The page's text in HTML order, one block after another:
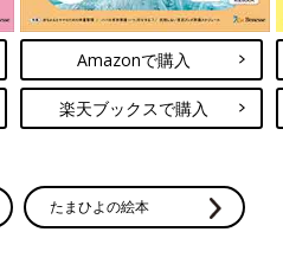
Amazonで購入
楽天ブックスで購入
たまひよの絵本